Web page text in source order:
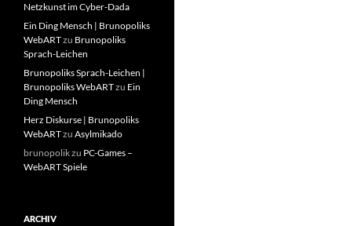
Netzkunst im Cyber-Dada
Ein Ding Mensch | Brunopoliks
WebARTzu Brunopoliks
Sprach-Leichen
Brunopoliks Sprach-Leichen |
Brunopoliks WebARTzu Ein
Ding Mensch
Herz Diskurse | Brunopoliks
WebARTzu Asylmikado
brunopolikzu PC-Games –
WebART Spiele
ARCHIV